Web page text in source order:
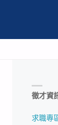
徵才資
求職專